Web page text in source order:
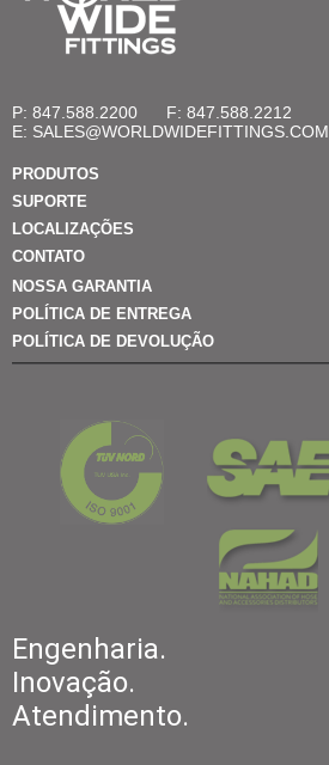
P: 847.588.2200
F: 847.588.2212
E: SALES@WORLDWIDEFITTINGS.COM
PRODUTOS
SUPORTE
LOCALIZAÇÕES
CONTATO
NOSSA GARANTIA
POLÍTICA DE ENTREGA
POLÍTICA DE DEVOLUÇÃO
Engenharia.
Inovação.
Atendimento.